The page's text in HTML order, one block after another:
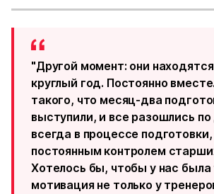
"Другой момент: они
круглый год. Постоянно
такого, что месяц-два
выступили, и все разошлись
всегда в процессе
постоянным контролем
Хотелось бы, чтобы у нас была
мотивация не только у